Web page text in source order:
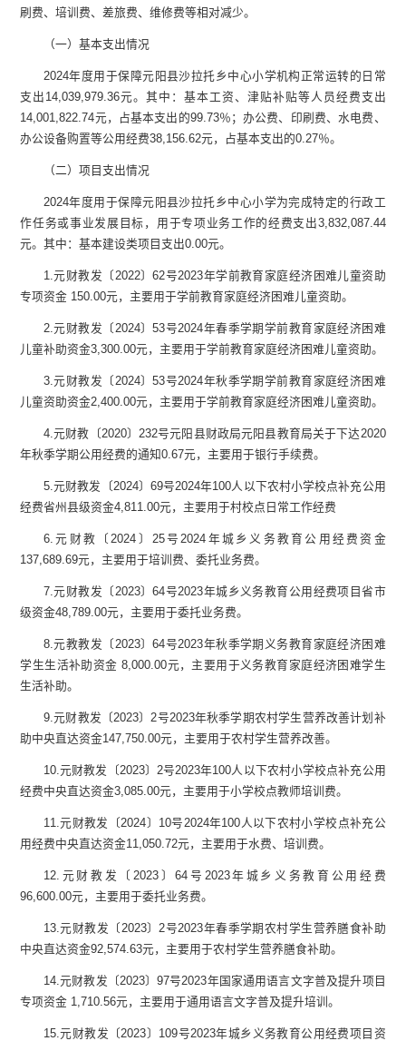
刷费、培训费、差旅费、维修费等相对减少。
（一）基本支出情况
2024年度用于保障元阳县沙拉托乡中心小学机构正常运转的日常
支出 14,039,979.36元。其中：基本工资、津贴补贴等人员经费支出
14,001,822.74元， 占基本支出的99.73％；办公费、印刷费、水电费、
办公设备购置等公用经费38,156.62元， 占基本支出的0.27％。
（二）项目支出情况
2024年度用于保障元阳县沙拉托乡中心小学为完成特定的行政工
作任务或事业发展目标，用于专项业务工作的经费支出3,832,087.44
元。其中：基本建设类项目支出0.00元。
1.元财教发〔2022〕62号2023年学前教育家庭经济困难儿童资助
专项资金 150.00元， 主要用于学前教育家庭经济困难儿童资助。
2.元财教发 〔2024〕53号2024年春季学期学前教育家庭经济困难
儿童补助资金3,300.00元， 主要用于学前教育家庭经济困难儿童资助。
3.元财教发〔2024〕53号2024年秋季学期学前教育家庭经济困难
儿童资助资金2,400.00元， 主要用于学前教育家庭经济困难儿童资助。
4.元财教〔2020〕232号元阳县财政局元阳县教育局关于下达2020
年秋季学期公用经费的通知0.67元， 主要用于银行手续费。
5.元财教发 〔2024〕 69号2024年100人以下农村小学校点补充公用
经费省州县级资金4,811.00元， 主要用于村校点日常工作经费
6. 元 财教〔2024 〕 25号2024 年城乡义务教育公用经费资金
137,689.69元， 主要用于培训费、委托业务费。
7.元财教发〔2023〕64号2023年城乡义务教育公用经费项目省市
级资金48,789.00元， 主要用于委托业务费。
8.元教教发〔2023〕64号2023年秋季学期义务教育家庭经济困难
学生生活补助资金 8,000.00元， 主要用于义务教育家庭经济困难学生
生活补助。
9.元财教发〔2023〕2号2023年秋季学期农村学生营养改善计划补
助中央直达资金147,750.00元， 主要用于农村学生营养改善。
10.元财教发〔2023〕 2号2023年100人以下农村小学校点补充公用
经费中央直达资金3,085.00元， 主要用于小学校点教师培训费。
11.元财教发 〔2024〕 10号2024年100人以下农村小学校点补充公
用经费中央直达资金11,050.72元， 主要用于水费、培训费。
12. 元 财教 发 〔 2023〕64 号 2023年城乡义务教育公用经费
96,600.00元， 主要用于委托业务费。
13.元财教发 〔2023〕2号2023年春季学期农村学生营养膳食补助
中央直达资金92,574.63元， 主要用于农村学生营养膳食补助。
14.元财教发 〔2023〕97号2023年国家通用语言文字普及提升项目
专项资金 1,710.56元， 主要用于通用语言文字普及提升培训。
15.元财教发 〔2023〕 109号2023年城乡义务教育公用经费项目资